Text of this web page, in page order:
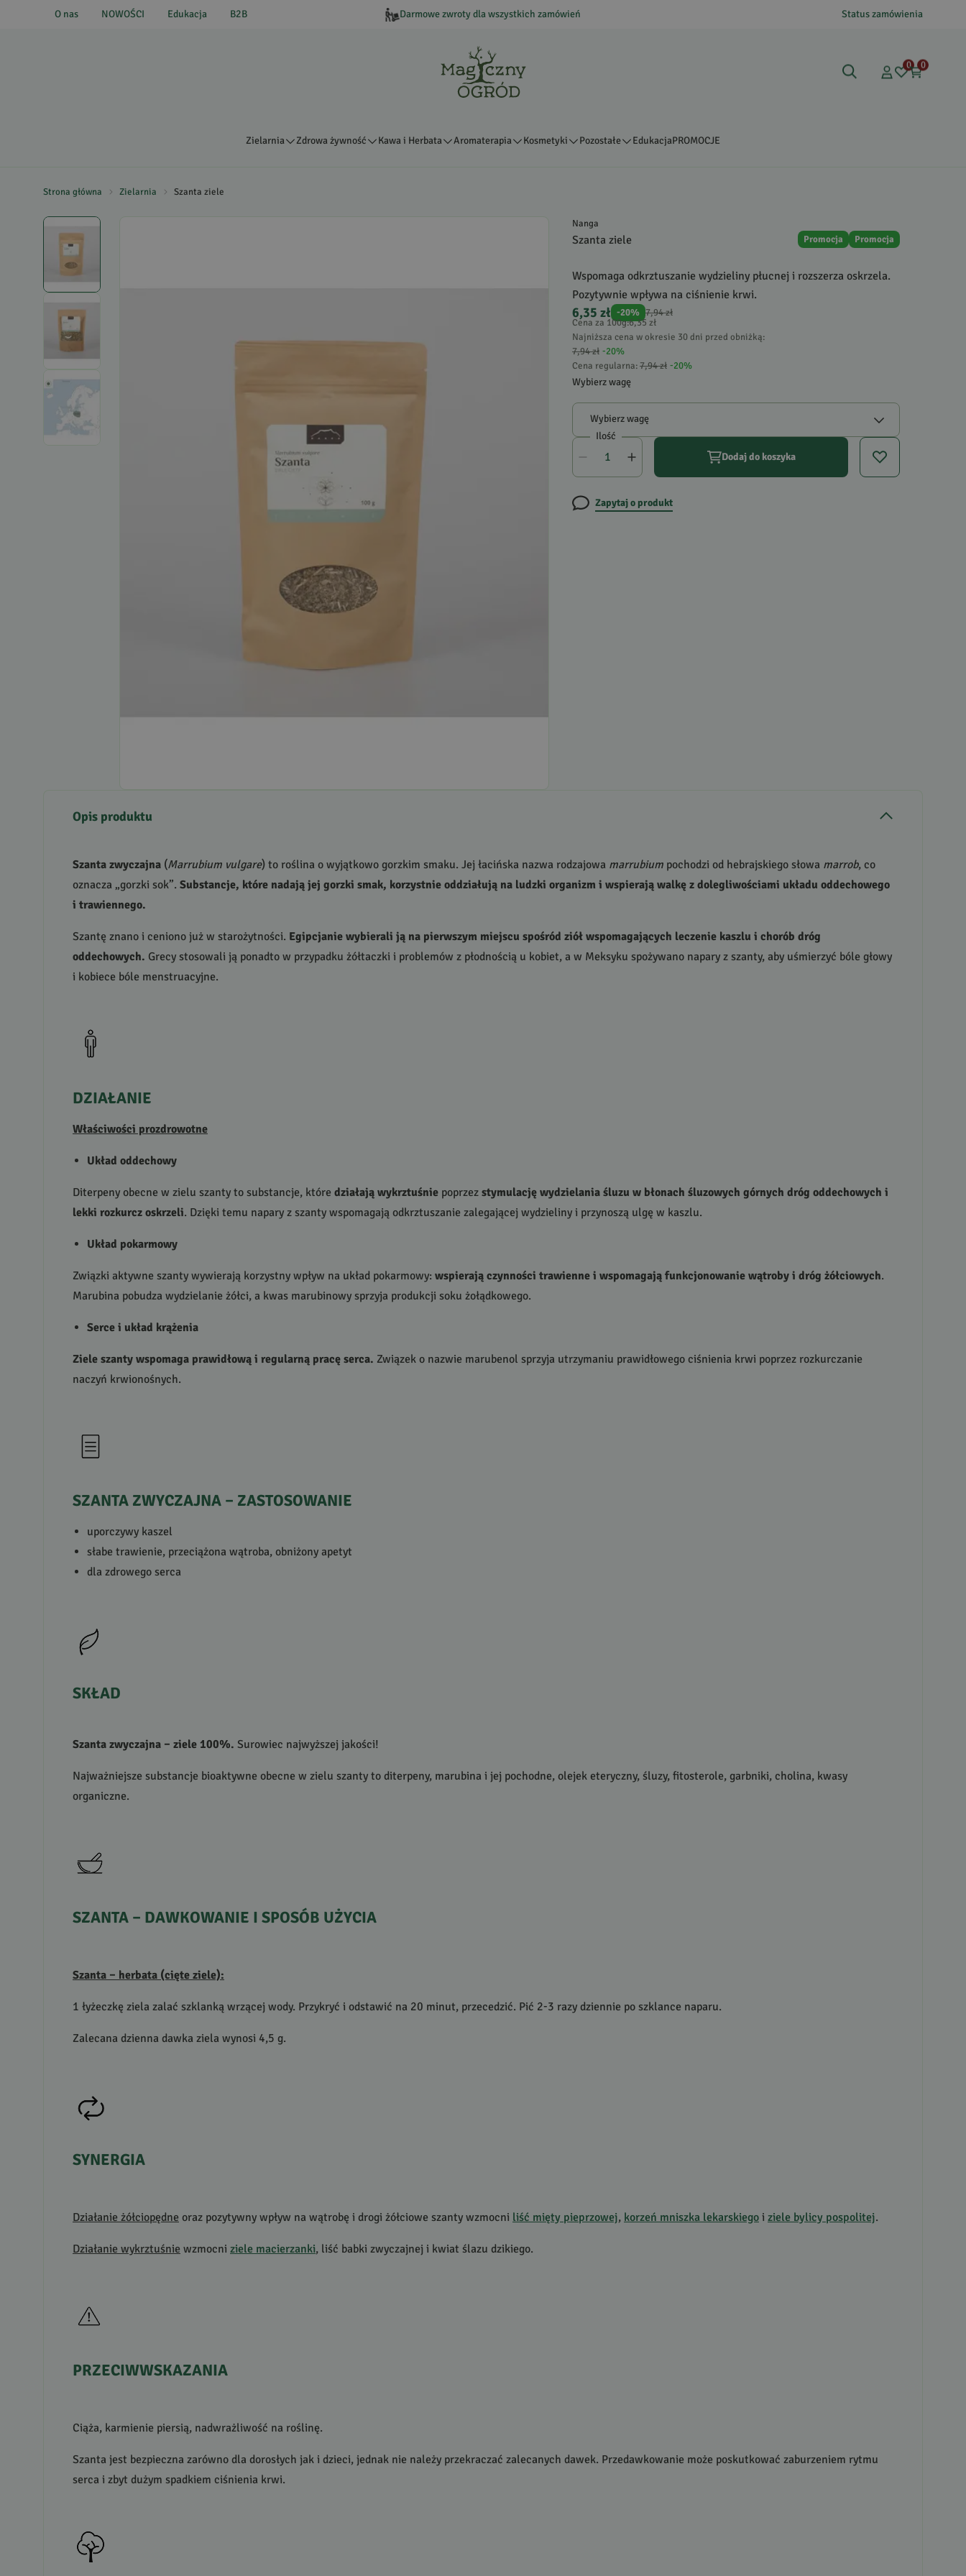
O nas NOWOŚCI Edukacja B2B Darmowe zwroty dla wszystkich zamówień Status zamówienia
0 0
Zielarnia Zdrowa żywność Kawa i Herbata Aromaterapia Kosmetyki Pozostałe EdukacjaPROMOCJE
Strona główna Zielarnia Szanta ziele
Nanga
Szanta ziele Promocja Promocja
Wspomaga odkrztuszanie wydzieliny płucnej i rozszerza oskrzela.
Pozytywnie wpływa na ciśnienie krwi.
6,35 zł -20% 7,94 zł
Cena za 100g:6,35 zł
Najniższa cena w okresie 30 dni przed obniżką:
7,94 zł -20%
Cena regularna:7,94 zł -20%
Wybierz wagę
Wybierz wagę
Ilość
Dodaj do koszyka
Zapytaj o produkt
Opis produktu
Szanta zwyczajna (Marrubium vulgare) to roślina o wyjątkowo gorzkim smaku. Jej łacińska nazwa rodzajowa marrubium pochodzi od hebrajskiego słowa marrob, co
oznacza „gorzki sok”. Substancje, które nadają jej gorzki smak, korzystnie oddziałują na ludzki organizm i wspierają walkę z dolegliwościami układu oddechowego
i trawiennego.
Szantę znano i ceniono już w starożytności. Egipcjanie wybierali ją na pierwszym miejscu spośród ziół wspomagających leczenie kaszlu i chorób dróg
oddechowych. Grecy stosowali ją ponadto w przypadku żółtaczki i problemów z płodnością u kobiet, a w Meksyku spożywano napary z szanty, aby uśmierzyć bóle głowy
i kobiece bóle menstruacyjne.
DZIAŁANIE
Właściwości prozdrowotne
Układ oddechowy
Diterpeny obecne w zielu szanty to substancje, które działają wykrztuśnie poprzez stymulację wydzielania śluzu w błonach śluzowych górnych dróg oddechowych i
lekki rozkurcz oskrzeli. Dzięki temu napary z szanty wspomagają odkrztuszanie zalegającej wydzieliny i przynoszą ulgę w kaszlu.
Układ pokarmowy
Związki aktywne szanty wywierają korzystny wpływ na układ pokarmowy: wspierają czynności trawienne i wspomagają funkcjonowanie wątroby i dróg żółciowych.
Marubina pobudza wydzielanie żółci, a kwas marubinowy sprzyja produkcji soku żołądkowego.
Serce i układ krążenia
Ziele szanty wspomaga prawidłową i regularną pracę serca. Związek o nazwie marubenol sprzyja utrzymaniu prawidłowego ciśnienia krwi poprzez rozkurczanie
naczyń krwionośnych.
SZANTA ZWYCZAJNA – ZASTOSOWANIE
uporczywy kaszel
słabe trawienie, przeciążona wątroba, obniżony apetyt
dla zdrowego serca
SKŁAD
Szanta zwyczajna – ziele 100%. Surowiec najwyższej jakości!
Najważniejsze substancje bioaktywne obecne w zielu szanty to diterpeny, marubina i jej pochodne, olejek eteryczny, śluzy, fitosterole, garbniki, cholina, kwasy
organiczne.
SZANTA – DAWKOWANIE I SPOSÓB UŻYCIA
Szanta – herbata (cięte ziele):
1 łyżeczkę ziela zalać szklanką wrzącej wody. Przykryć i odstawić na 20 minut, przecedzić. Pić 2-3 razy dziennie po szklance naparu.
Zalecana dzienna dawka ziela wynosi 4,5 g.
SYNERGIA
Działanie żółciopędne oraz pozytywny wpływ na wątrobę i drogi żółciowe szanty wzmocni liść mięty pieprzowej, korzeń mniszka lekarskiego i ziele bylicy pospolitej.
Działanie wykrztuśnie wzmocni ziele macierzanki, liść babki zwyczajnej i kwiat ślazu dzikiego.
PRZECIWWSKAZANIA
Ciąża, karmienie piersią, nadwrażliwość na roślinę.
Szanta jest bezpieczna zarówno dla dorosłych jak i dzieci, jednak nie należy przekraczać zalecanych dawek. Przedawkowanie może poskutkować zaburzeniem rytmu
serca i zbyt dużym spadkiem ciśnienia krwi.